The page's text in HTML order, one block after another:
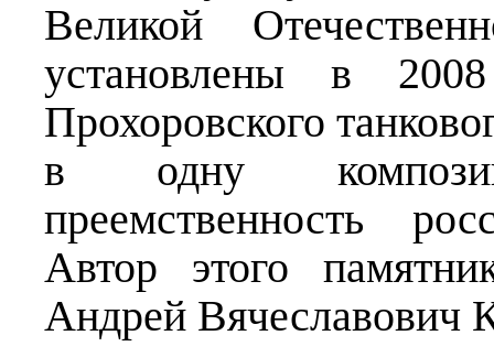
Великой
установлены в
Прохоровского
в одну
преемственность
Автор этого
Андрей Вячеславович